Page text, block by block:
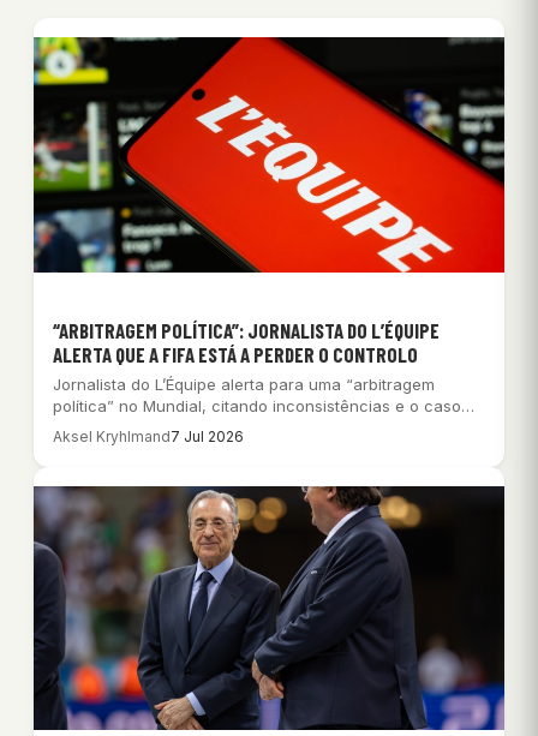
“ARBITRAGEM POLÍTICA”: JORNALISTA DO L’ÉQUIPE
ALERTA QUE A FIFA ESTÁ A PERDER O CONTROLO
Jornalista do L’Équipe alerta para uma “arbitragem
política” no Mundial, citando inconsistências e o caso…
Aksel Kryhlmand7 Jul 2026